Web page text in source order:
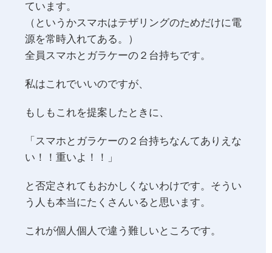
ています。
（というかスマホはテザリングのためだけに電
源を常時入れてある。）
全員スマホとガラケーの２台持ちです。
私はこれでいいのですが、
もしもこれを提案したときに、
「スマホとガラケーの２台持ちなんてありえな
い！！重いよ！！」
と否定されてもおかしくないわけです。そうい
う人も本当にたくさんいると思います。
これが個人個人で違う難しいところです。